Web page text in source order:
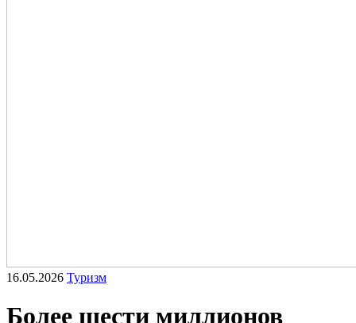
16.05.2026 Туризм
Более шести миллионов